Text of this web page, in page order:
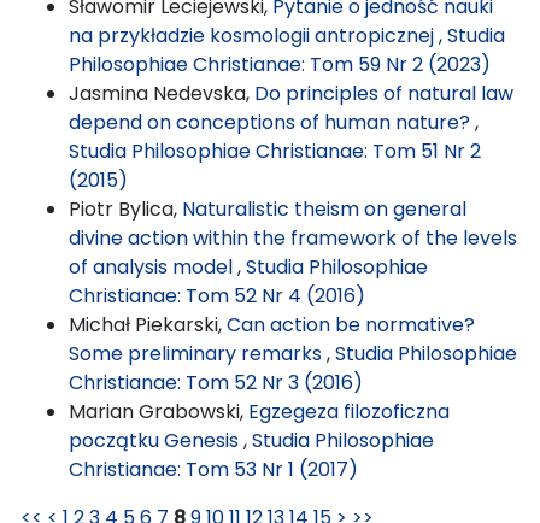
Sławomir Leciejewski, Pytanie o jedność nauki
na przykładzie kosmologii antropicznej,Studia
Philosophiae Christianae: Tom 59 Nr 2 (2023)
Jasmina Nedevska, Do principles of natural law
depend on conceptions of human nature?,
Studia Philosophiae Christianae: Tom 51 Nr 2
(2015)
Piotr Bylica, Naturalistic theism on general
divine action within the framework of the levels
of analysis model,Studia Philosophiae
Christianae: Tom 52 Nr 4 (2016)
Michał Piekarski,Can action be normative?
Some preliminary remarks,Studia Philosophiae
Christianae: Tom 52 Nr 3 (2016)
Marian Grabowski, Egzegeza filozoficzna
początku Genesis,Studia Philosophiae
Christianae: Tom 53 Nr 1 (2017)